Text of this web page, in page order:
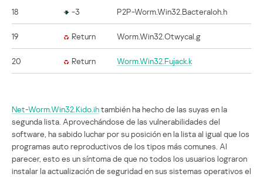
18 -3 P2P-Worm.Win32.Bacteraloh.h
19 Return Worm.Win32.Otwycal.g
20 Return Worm.Win32.Fujack.k
Net-Worm.Win32.Kido.ihtambién ha hecho de las suyas en la
segunda lista. Aprovechándose de las vulnerabilidades del
software, ha sabido luchar por su posición en la lista al igual que los
programas auto reproductivos de los tipos más comunes. Al
parecer, esto es un síntoma de que no todos los usuarios lograron
instalar la actualización de seguridad en sus sistemas operativos el